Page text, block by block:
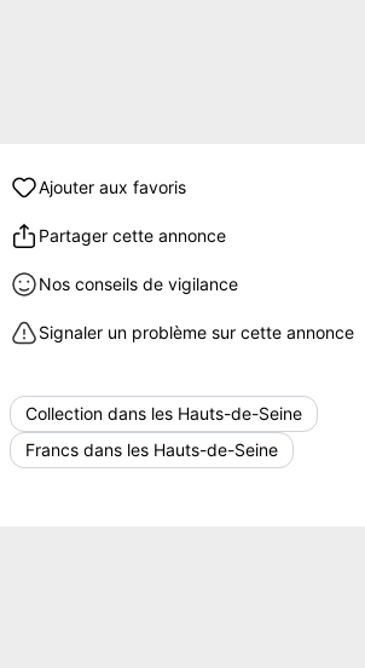
Ajouter aux favoris
Partager cette annonce
Nos conseils de vigilance
Signaler un problème sur cette annonce
Collection dans les Hauts-de-Seine
Francs dans les Hauts-de-Seine